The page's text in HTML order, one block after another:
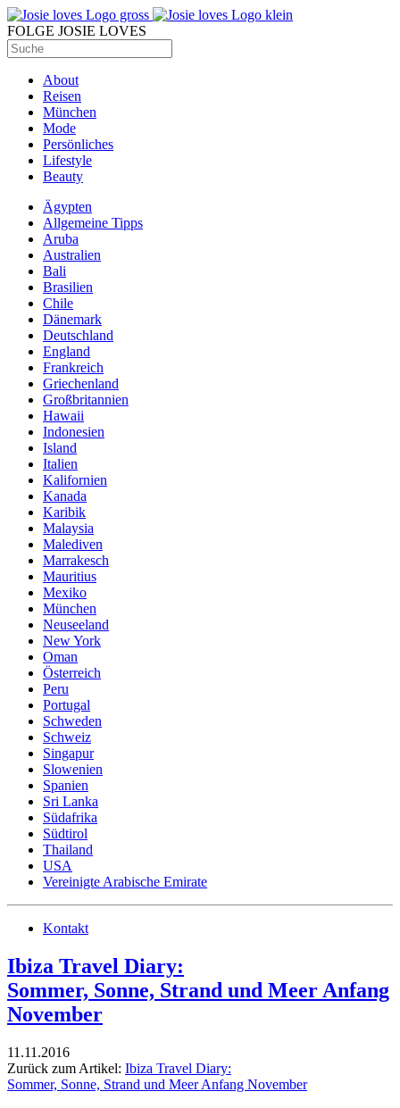
FOLGE JOSIE LOVES
About
Reisen
München
Mode
Persönliches
Lifestyle
Beauty
Ägypten
Allgemeine Tipps
Aruba
Australien
Bali
Brasilien
Chile
Dänemark
Deutschland
England
Frankreich
Griechenland
Großbritannien
Hawaii
Indonesien
Island
Italien
Kalifornien
Kanada
Karibik
Malaysia
Malediven
Marrakesch
Mauritius
Mexiko
München
Neuseeland
New York
Oman
Österreich
Peru
Portugal
Schweden
Schweiz
Singapur
Slowenien
Spanien
Sri Lanka
Südafrika
Südtirol
Thailand
USA
Vereinigte Arabische Emirate
Kontakt
Ibiza Travel Diary:
Sommer, Sonne, Strand und Meer Anfang
November
11.11.2016
Zurück zum Artikel: Ibiza Travel Diary:
Sommer, Sonne, Strand und Meer Anfang November